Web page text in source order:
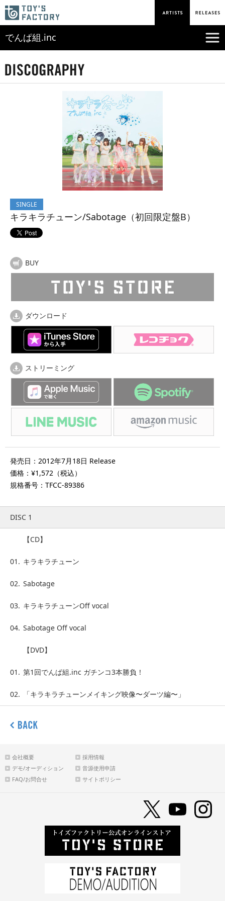
でんぱ組.inc
SINGLE
キラキラチューン/Sabotage（初回限定盤B）
BUY
ダウンロード
ストリーミング
発売日：2012年7月18日 Release
価格：¥1,572（税込）
規格番号：TFCC-89386
DISC 1
【CD】
01. キラキラチューン
02. Sabotage
03. キラキラチューンOff vocal
04. Sabotage Off vocal
【DVD】
01. 第1回でんぱ組.inc ガチンコ3本勝負！
02. 「キラキラチューンメイキング映像〜ダーツ編〜」
会社概要
採用情報
デモ/オーディション
音源使用申請
FAQ/お問合せ
サイトポリシー